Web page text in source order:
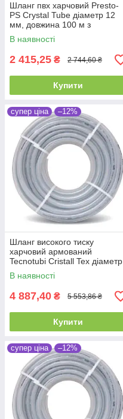
Шланг пвх харчовий Presto-
PS Сrystal Tube діаметр 12
мм, довжина 100 м з
маркуванням метражу (PVH
12 PS)
В наявності
2 415,25 ₴ 2 744,60 ₴
Купити
супер ціна –12%
Шланг високого тиску
харчовий армований
Tecnotubi Cristall Tex діаметр
8 мм, довжина 100 м (CT 8)
В наявності
4 887,40 ₴ 5 553,86 ₴
Купити
супер ціна –12%